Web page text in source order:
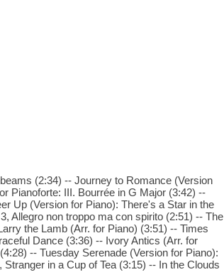
(2:34) -- Journey to Romance (Version
Pianoforte: III. Bourrée in G Major (3:42) --
Up (Version for Piano): There's a Star in the
Allegro non troppo ma con spirito (2:51) -- The
the Lamb (Arr. for Piano) (3:51) -- Times
Dance (3:36) -- Ivory Antics (Arr. for
-- Tuesday Serenade (Version for Piano):
in a Cup of Tea (3:15) -- In the Clouds